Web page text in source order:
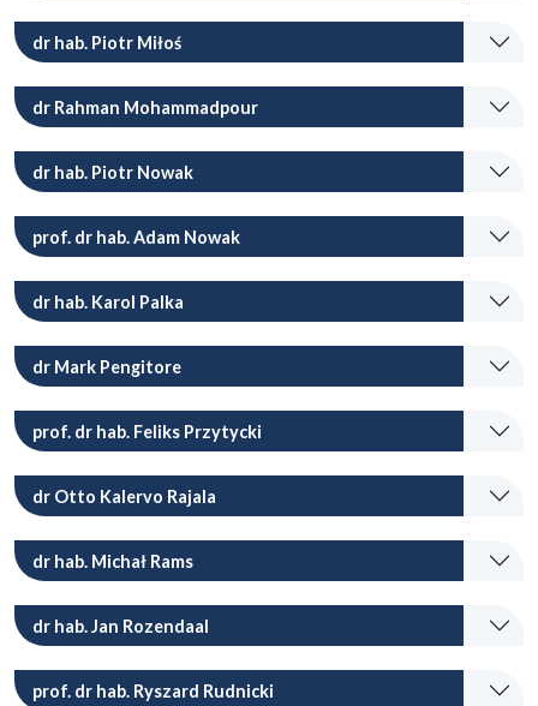
dr hab. Piotr Miłoś
dr Rahman Mohammadpour
dr hab. Piotr Nowak
prof. dr hab. Adam Nowak
dr hab. Karol Palka
dr Mark Pengitore
prof. dr hab. Feliks Przytycki
dr Otto Kalervo Rajala
dr hab. Michał Rams
dr hab. Jan Rozendaal
prof. dr hab. Ryszard Rudnicki